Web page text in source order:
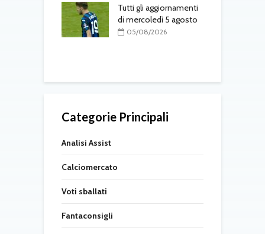
Tutti gli aggiornamenti
di mercoledì 5 agosto
05/08/2026
Categorie Principali
Analisi Assist
Calciomercato
Voti sballati
Fantaconsigli